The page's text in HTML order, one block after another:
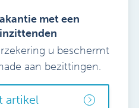
met een
u beschermt
aan bezittingen.
artikel